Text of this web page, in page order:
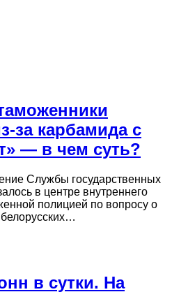
за карбамида с
— в чем суть?
Службы государственных
в центре внутреннего
полицией по вопросу о
в сутки. На